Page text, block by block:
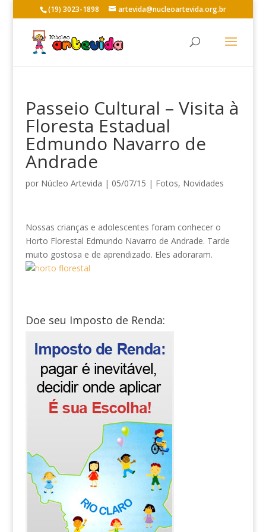
(19) 3023-1898 artevida@nucleoartevida.org.br
Passeio Cultural – Visita à
Floresta Estadual
Edmundo Navarro de
Andrade
por Núcleo Artevida | 05/07/15 | Fotos, Novidades
Nossas crianças e adolescentes foram conhecer o
Horto Florestal Edmundo Navarro de Andrade. Tarde
muito gostosa e de aprendizado. Eles adoraram.
Doe seu Imposto de Renda: